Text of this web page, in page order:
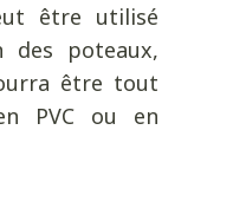
être utilisé
des poteaux,
être tout
PVC ou en